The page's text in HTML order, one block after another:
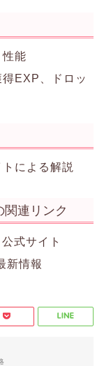
性能
EXP、ドロッ
による解説
関連リンク
公式サイト
新情報